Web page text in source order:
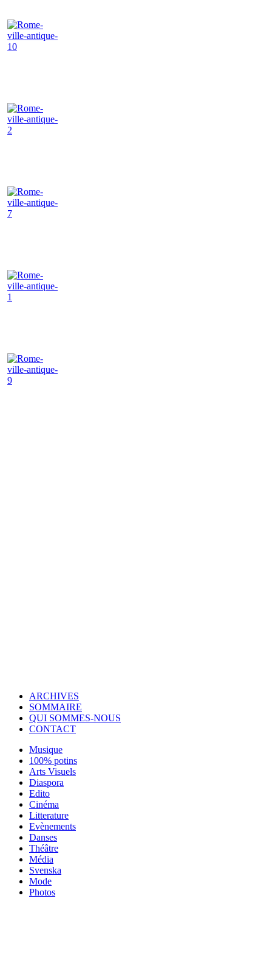
ARCHIVES
SOMMAIRE
QUI SOMMES-NOUS
CONTACT
Musique
100% potins
Arts Visuels
Diaspora
Edito
Cinéma
Litterature
Evènements
Danses
Théâtre
Média
Svenska
Mode
Photos